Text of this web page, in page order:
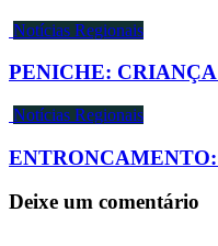
Notícias Regionais
PENICHE:
Notícias Regionais
Deixe um comentário